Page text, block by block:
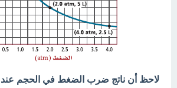
لاحظ أن ناتج ضرب الضغط في الحجم